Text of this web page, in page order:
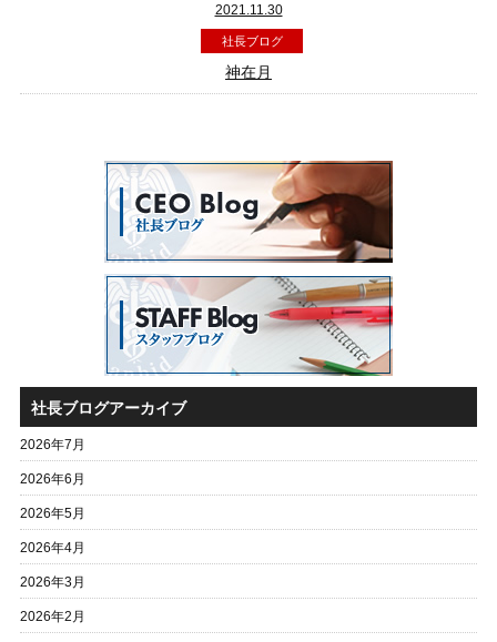
2021.11.30
社長ブログ
神在月
社長ブログアーカイブ
2026年7月
2026年6月
2026年5月
2026年4月
2026年3月
2026年2月